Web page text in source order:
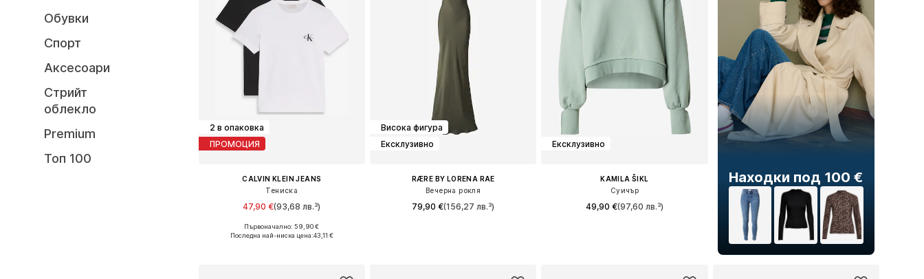
Обувки
Спорт
Аксесоари
Стрийт
облекло
Premium
Топ 100
2 в опаковка
ПРОМОЦИЯ
CALVIN KLEIN JEANS
Тениска
47,90 €(93,68 лв.³)
+6
Предлага се в много размери
Първоначално: 59,90 €
Последна най-ниска цена:43,11 €
Висока фигура
Ексклузивно
RÆRE BY LORENA RAE
Вечерна рокля
79,90 €(156,27 лв.³)
Ексклузивно
KAMILA ŠIKL
Суичър
49,90 €(97,60 лв.³)
Находки под 100 €